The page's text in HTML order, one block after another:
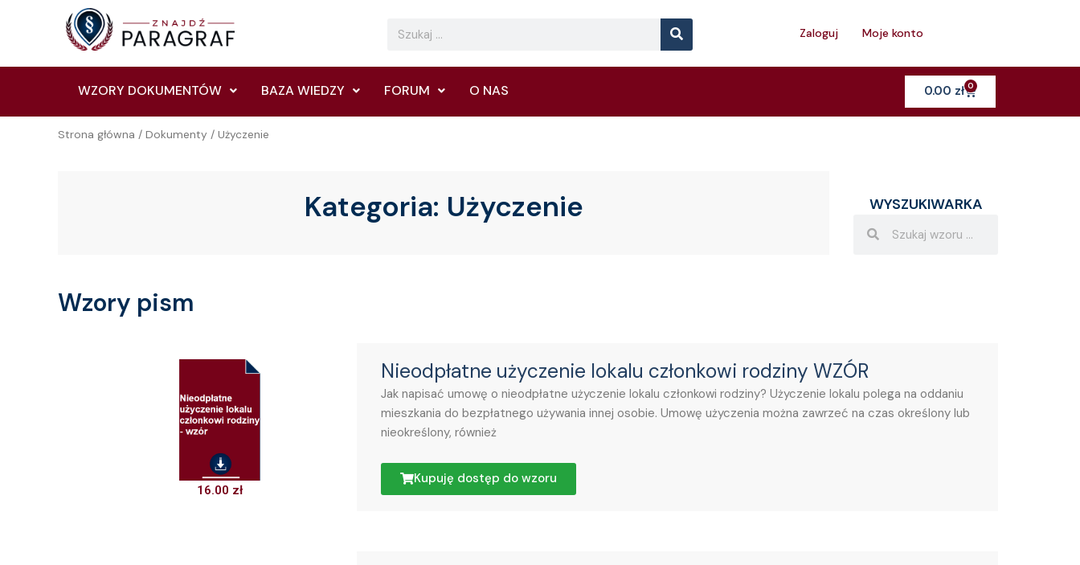
Search Search
Zaloguj Moje konto
WZORY DOKUMENTÓW BAZA WIEDZY FORUM O NAS 0.00 zł 0Cart
Strona główna / Dokumenty / Użyczenie
Kategoria: Użyczenie WYSZUKIWARKA
Wzory pism
16.00 zł
Nieodpłatne użyczenie lokalu członkowi rodziny WZÓR
Jak napisać umowę o nieodpłatne użyczenie lokalu członkowi rodziny? Użyczenie lokalu polega na oddaniu
mieszkania do bezpłatnego używania innej osobie. Umowę użyczenia można zawrzeć na czas określony lub
nieokreślony, również
Kupuję dostęp do wzoru